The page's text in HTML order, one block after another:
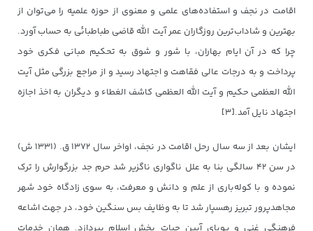
اقامت در نجف و استفاده‌های علمی و معنوی از حوزه علمیه را می‌توان از
بهترین و شاداب‌ترین روزگاران عمر آیت الله قاضی طباطبائی به حساب آورد.
چرا که در آن ایام بهاران، با شور و شوق به تحکیم مبانی فکری خود
پرداخت و به درجات عالی فقاهت و اجتهاد رسید و از مراجع بزرگی مثل آیت
الله العظمی حکیم و آیت الله العظمی کاشف الغطاء و دیگران به اخذ اجازه
اجتهاد نایل آمد.[۳]
ایشان بعد از سه سال رحل اقامت در نجف، اواخر سال ۱۳۷۲ ق. (۱۳۳۱ ش)
در سن ۴۲ سالگی بنا به علل ناگواری ناگزیر شد حرم جد بزرگوارش را ترک
نموده و با کوله‌باری از علم و دانش و معرفت، به سوی زادگاه خود شهر
مجاهدپرور تبریز رهسپار شد تا به وظایف بس سنگین خود، در جهت اشاعه
فرهنگی غنی و پویای آیین حیات بخش اسلام بپردازد. همان خدمات